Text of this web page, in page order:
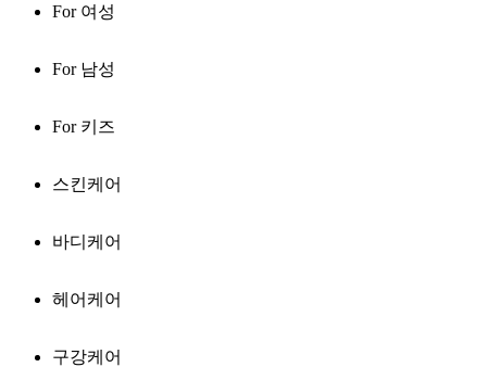
For 여성
For 남성
For 키즈
스킨케어
바디케어
헤어케어
구강케어